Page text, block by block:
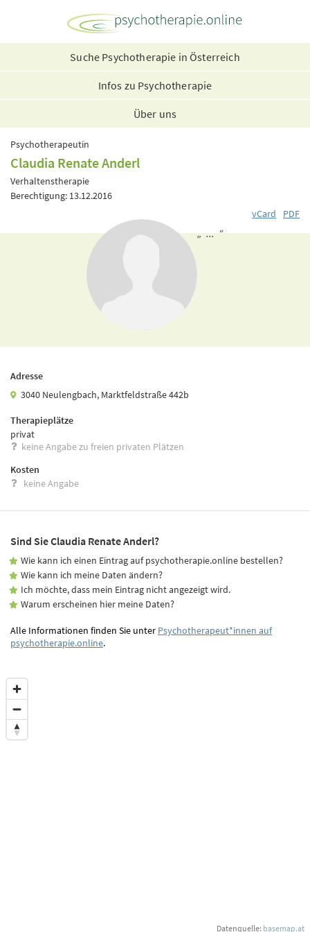
Suche Psychotherapie in Österreich
Infos zu Psychotherapie
Über uns
Psychotherapeutin
Claudia Renate Anderl
Verhaltenstherapie
Berechtigung: 13.12.2016
vCard
PDF
„ ... “
Adresse
3040 Neulengbach, Marktfeldstraße 442b
Therapieplätze
privat
keine Angabe zu freien privaten Plätzen
Kosten
keine Angabe
Sind Sie Claudia Renate Anderl?
Wie kann ich einen Eintrag auf psychotherapie.online bestellen?
Wie kann ich meine Daten ändern?
Ich möchte, dass mein Eintrag nicht angezeigt wird.
Warum erscheinen hier meine Daten?
Alle Informationen finden Sie unter Psychotherapeut*innen auf
psychotherapie.online.
Datenquelle: basemap.at